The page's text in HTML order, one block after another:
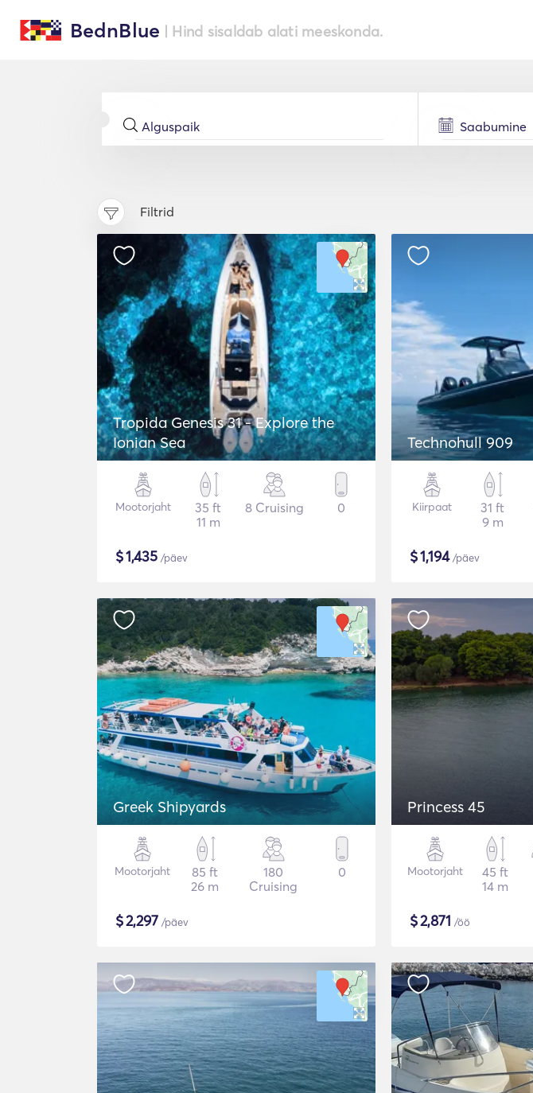
BednBlue | Hind sisaldab alati meeskonda.
Filtrid
Tropida Genesis 31 - Explore the
Ionian Sea
Mootorjaht
35 ft
11 m
8 Cruising 0
$1,435 /päev
Technohull 909
Kiirpaat
31 ft
9 m
$1,194/päev
Greek Shipyards
Mootorjaht
85 ft
26 m
180
Cruising
0
$2,297 /päev
Princess 45
Mootorjaht
45 ft
14 m
$2,871 /öö